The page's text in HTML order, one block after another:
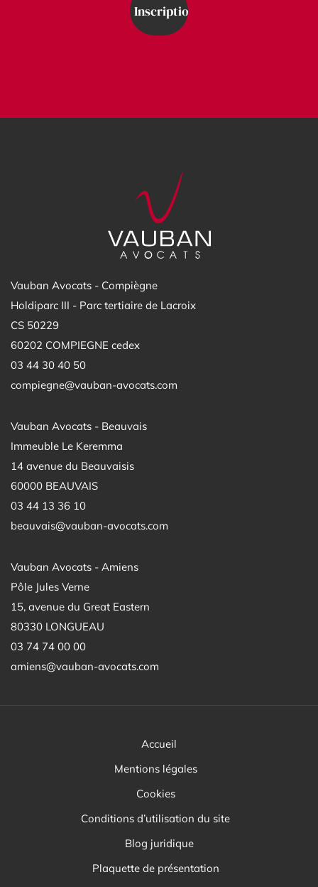
Vauban Avocats - Compiègne
Holdiparc III - Parc tertiaire de Lacroix
CS 50229
60202 COMPIEGNE cedex
03 44 30 40 50
compiegne@vauban-avocats.com
Vauban Avocats - Beauvais
Immeuble Le Keremma
14 avenue du Beauvaisis
60000 BEAUVAIS
03 44 13 36 10
beauvais@vauban-avocats.com
Vauban Avocats - Amiens
Pôle Jules Verne
15, avenue du Great Eastern
80330 LONGUEAU
03 74 74 00 00
amiens@vauban-avocats.com
Accueil
Mentions légales
Cookies
Conditions d’utilisation du site
Blog juridique
Plaquette de présentation